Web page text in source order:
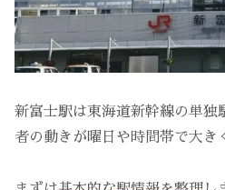
新富士駅は東海道新幹線の単独
者の動きが曜日や時間帯で大き